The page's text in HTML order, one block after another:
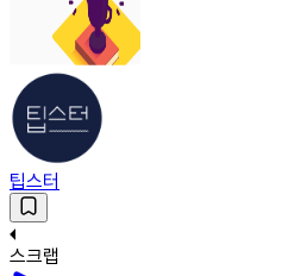
팁스터
스크랩